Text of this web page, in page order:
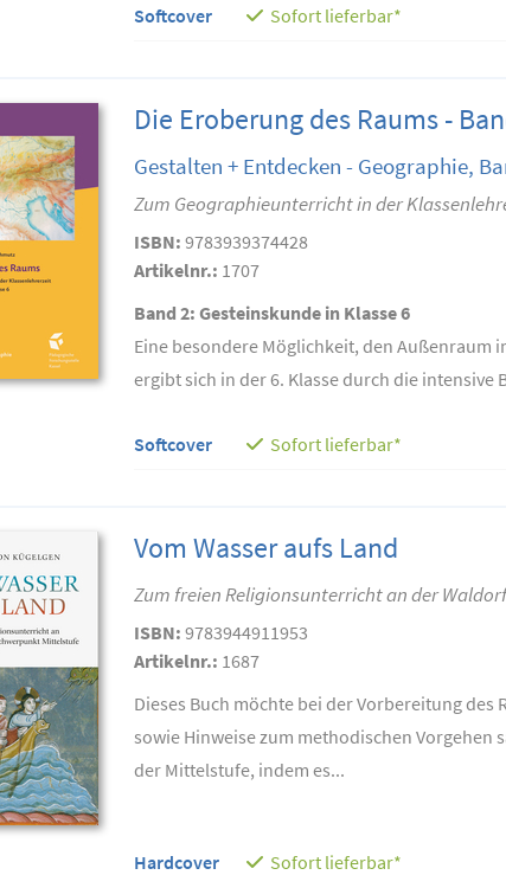
Softcover Sofort lieferbar*
Die Eroberung des Raums -
Gestalten + Entdecken - Geographie,
Zum Geographieunterricht in der
ISBN: 9783939374428
Artikelnr.: 1707
Band 2: Gesteinskunde in Klasse 6
Eine besondere Möglichkeit, den Außenraum
ergibt sich in der 6. Klasse durch die intensive
Softcover Sofort lieferbar*
Vom Wasser aufs Land
Zum freien Religionsunterricht an der
ISBN: 9783944911953
Artikelnr.: 1687
Dieses Buch möchte bei der Vorbereitung
sowie Hinweise zum methodischen
der Mittelstufe, indem es...
Hardcover Sofort lieferbar*